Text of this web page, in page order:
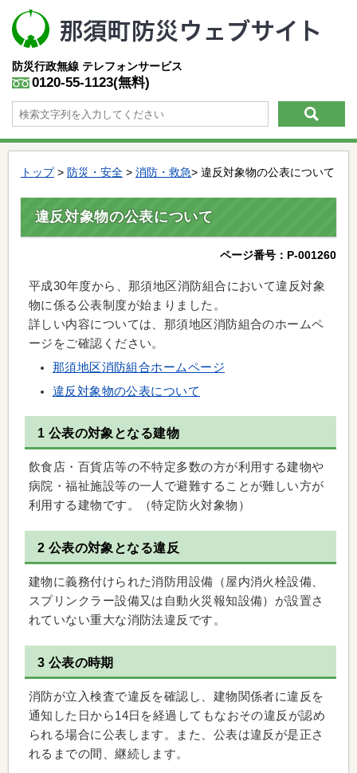
防災行政無線 テレフォンサービス
0120-55-1123(無料)
トップ> 防災・安全 > 消防・救急> 違反対象物の公表について
違反対象物の公表について
ページ番号：P-001260
平成30年度から、那須地区消防組合において違反対象
物に係る公表制度が始まりました。
詳しい内容については、那須地区消防組合のホームペ
ージをご確認ください。
那須地区消防組合ホームページ
違反対象物の公表について
1 公表の対象となる建物
飲食店・百貨店等の不特定多数の方が利用する建物や
病院・福祉施設等の一人で避難することが難しい方が
利用する建物です。（特定防火対象物）
2 公表の対象となる違反
建物に義務付けられた消防用設備（屋内消火栓設備、
スプリンクラー設備又は自動火災報知設備）が設置さ
れていない重大な消防法違反です。
3 公表の時期
消防が立入検査で違反を確認し、建物関係者に違反を
通知した日から14日を経過してもなおその違反が認め
られる場合に公表します。また、公表は違反が是正さ
れるまでの間、継続します。